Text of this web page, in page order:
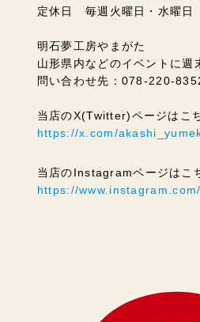
定休日 毎週火曜日・水曜日
明石夢工房やまがた
山形県内などのイベントに週
問い合わせ先：078-220-
当店のX(Twitter)ページはこ
https://x.com/
当店のInstagramページはこ
https://